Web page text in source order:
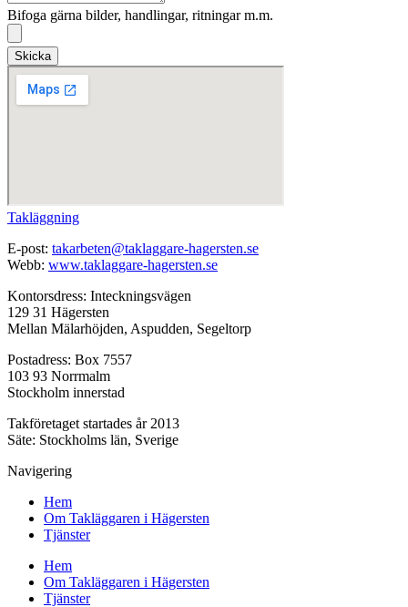
Bifoga gärna bilder, handlingar, ritningar m.m.
Skicka
Takläggning
E-post: takarbeten@taklaggare-hagersten.se
Webb: www.taklaggare-hagersten.se
Kontorsdress: Inteckningsvägen
129 31 Hägersten
Mellan Mälarhöjden, Aspudden, Segeltorp
Postadress: Box 7557
103 93 Norrmalm
Stockholm innerstad
Takföretaget startades år 2013
Säte: Stockholms län, Sverige
Navigering
Hem
Om Takläggaren i Hägersten
Tjänster
Hem
Om Takläggaren i Hägersten
Tjänster